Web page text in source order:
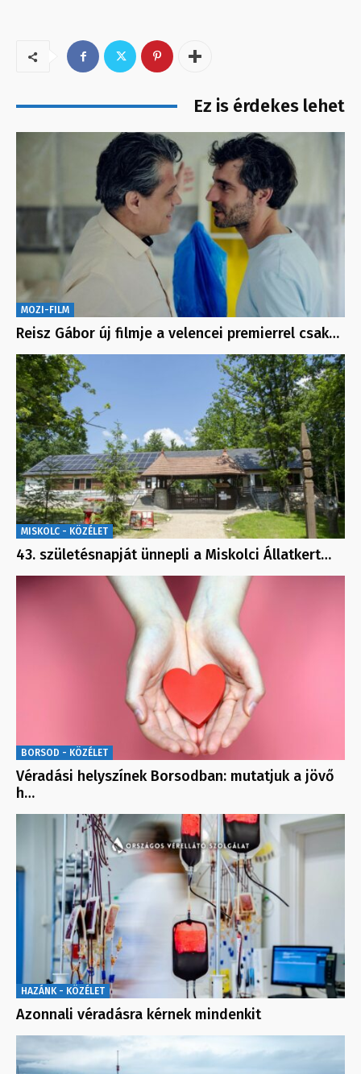
Ez is érdekes lehet
MOZI-FILM
Reisz Gábor új filmje a velencei premierrel csak…
MISKOLC - KÖZÉLET
43. születésnapját ünnepli a Miskolci Állatkert…
BORSOD - KÖZÉLET
Véradási helyszínek Borsodban: mutatjuk a jövő
h…
HAZÁNK - KÖZÉLET
Azonnali véradásra kérnek mindenkit